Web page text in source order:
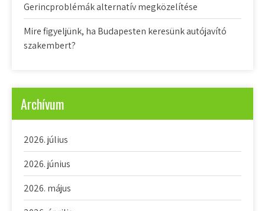
Gerincproblémák alternatív megközelítése
Mire figyeljünk, ha Budapesten keresünk autójavító
szakembert?
Archívum
2026. július
2026. június
2026. május